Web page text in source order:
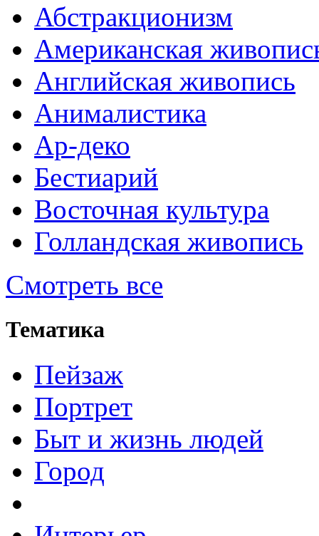
Абстракционизм
Американская
Английская живопись
Анималистика
Ар-деко
Бестиарий
Восточная культура
Голландская живопись
Смотреть все
Тематика
Пейзаж
Портрет
Быт и жизнь людей
Город